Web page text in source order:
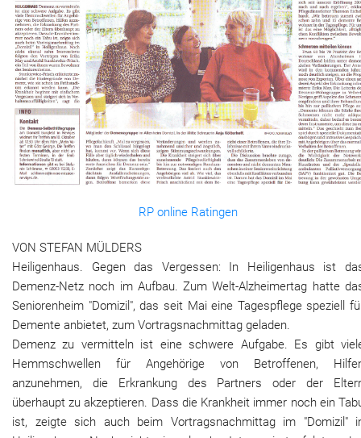
RP online Ratingen
VON STEFAN MÜLDERS
Heiligenhaus. Gegen das Vergessen: In Heiligenhaus ist
Demenz-Netz noch im Aufbau. Zum Welt-Alzheimertag hatte
Seniorenheim "Domizil", das seit Mai eine Tagespflege speziell
Demente anbietet, zum Vortragsnachmittag geladen.
Demenz zu vermitteln ist eine schwere Aufgabe. Es gibt
Hemmschwellen für Angehörige von Betroffenen,
anzunehmen, die Erkrankung des Partners oder der
überhaupt zu akzeptieren. Dass die Krankheit immer noch ein
ist, zeigte sich auch beim Vortragsnachmittag im "Domizil"